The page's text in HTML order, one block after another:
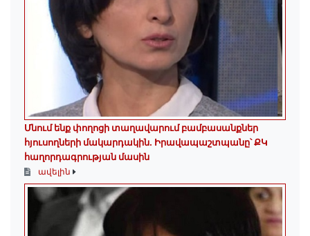
Մնում ենք փողոցի տաղավարում բամբասանքներ
հյուսողների մակարդակին․ Իրավապաշտպանը՝ ՔԿ
հաղորդագրության մասին
ավելին